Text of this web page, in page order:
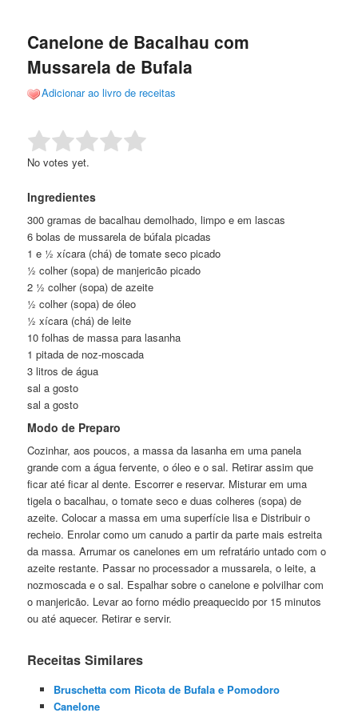
conteúdo
conteúdo
Canelone de Bacalhau com
Mussarela de Bufala
Adicionar ao livro de receitas
Rate this item: Submit Rating
No votes yet.
Ingredientes
300 gramas de bacalhau demolhado, limpo e em lascas
6 bolas de mussarela de búfala picadas
1 e ½ xícara (chá) de tomate seco picado
½ colher (sopa) de manjericão picado
2 ½ colher (sopa) de azeite
½ colher (sopa) de óleo
½ xícara (chá) de leite
10 folhas de massa para lasanha
1 pitada de noz-moscada
3 litros de água
sal a gosto
sal a gosto
Modo de Preparo
Cozinhar, aos poucos, a massa da lasanha em uma panela
grande com a água fervente, o óleo e o sal. Retirar assim que
ficar até ficar al dente. Escorrer e reservar. Misturar em uma
tigela o bacalhau, o tomate seco e duas colheres (sopa) de
azeite. Colocar a massa em uma superfície lisa e Distribuir o
recheio. Enrolar como um canudo a partir da parte mais estreita
da massa. Arrumar os canelones em um refratário untado com o
azeite restante. Passar no processador a mussarela, o leite, a
nozmoscada e o sal. Espalhar sobre o canelone e polvilhar com
o manjericão. Levar ao forno médio preaquecido por 15 minutos
ou até aquecer. Retirar e servir.
Receitas Similares
Bruschetta com Ricota de Bufala e Pomodoro
Canelone